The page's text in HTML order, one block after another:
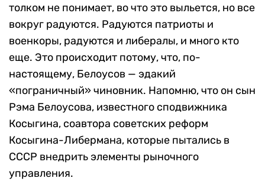
толком не понимает, во что это выльется, но все
вокруг радуются. Радуются патриоты и
военкоры, радуются и либералы, и много кто
еще. Это происходит потому, что, по-
настоящему, Белоусов — эдакий
«пограничный» чиновник. Напомню, что он сын
Рэма Белоусова, известного сподвижника
Косыгина, соавтора советских реформ
Косыгина-Либермана, которые пытались в
СССР внедрить элементы рыночного
управления.